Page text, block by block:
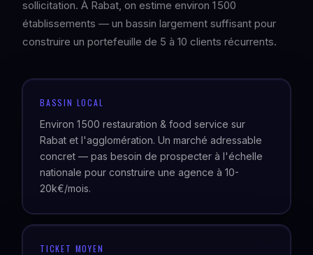
sollicitation. À Rabat, on estime environ 1 500
établissements — un bassin largement suffisant pour
construire un portefeuille de 5 à 10 clients récurrents.
BASSIN LOCAL
Environ 1 500 restauration & food service sur
Rabat et l'agglomération. Un marché adressable
concret — pas besoin de prospecter à l'échelle
nationale pour construire une agence à 10-
20k€/mois.
TICKET MOYEN